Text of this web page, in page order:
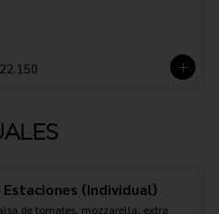
Estaciones (Individual)
de tomates, mozzarella, extra